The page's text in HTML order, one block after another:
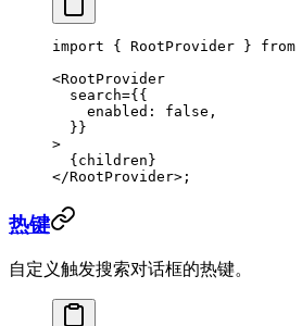
import { RootProvider } from
<RootProvider
  search
={{
    enabled:
false ,
  }}
>
  {children}
</RootProvider>;
热键
自定义触发搜索对话框的热键。